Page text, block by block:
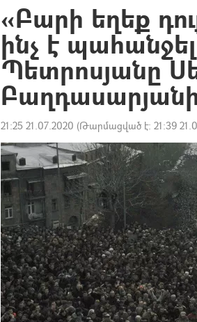
«Բարի եղեք
ինչ է
Պետրոսյանը
21:25 21.07.2020 (Թարմացված է: 21:39